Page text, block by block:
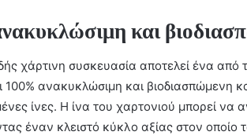
και
χάρτινη συσκευασία αποτελεί ένα από
100% ανακυκλώσιμη και βιοδιασπώμενη
ίνες. Η ίνα του χαρτονιού μπορεί να
έναν κλειστό κύκλο αξίας στον οποίο